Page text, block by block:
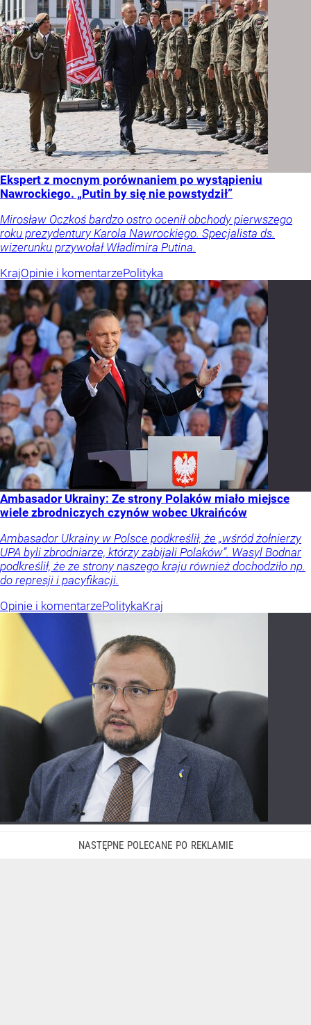
Ekspert z mocnym porównaniem po wystąpieniu
Nawrockiego. „Putin by się nie powstydził”
Mirosław Oczkoś bardzo ostro ocenił obchody pierwszego
roku prezydentury Karola Nawrockiego. Specjalista ds.
wizerunku przywołał Władimira Putina.
KrajOpinie i komentarzePolityka
Ambasador Ukrainy: Ze strony Polaków miało miejsce
wiele zbrodniczych czynów wobec Ukraińców
Ambasador Ukrainy w Polsce podkreślił, że „wśród żołnierzy
UPA byli zbrodniarze, którzy zabijali Polaków”. Wasyl Bodnar
podkreślił, że ze strony naszego kraju również dochodziło np.
do represji i pacyfikacji.
Opinie i komentarzePolitykaKraj